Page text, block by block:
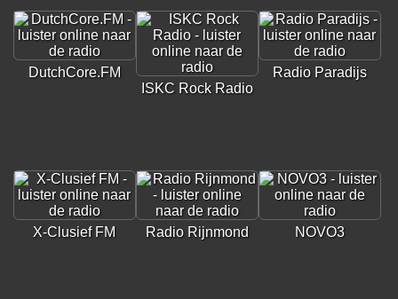
DutchCore.FM
ISKC Rock Radio
Radio Paradijs
X-Clusief FM Radio Rijnmond NOVO3